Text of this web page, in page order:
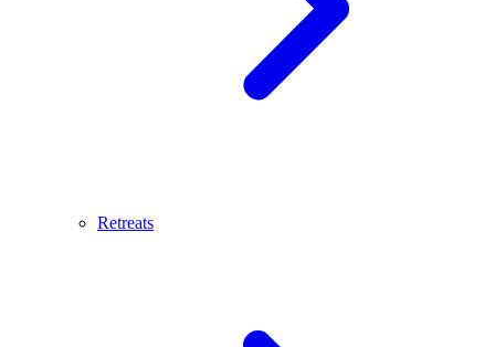
Retreats